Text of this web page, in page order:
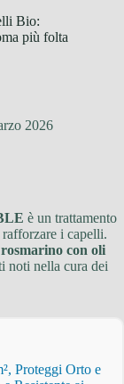
Bio:
più folta
2026
è un trattamento
i capelli.
con oli
noti nella cura dei
Proteggi Orto e